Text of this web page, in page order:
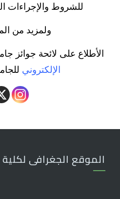
للشروط والإجراءات
ولمزيد من
الأطلاع على لائحة جوائز
الإلكتروني
الموقع الجغرافى لكلية